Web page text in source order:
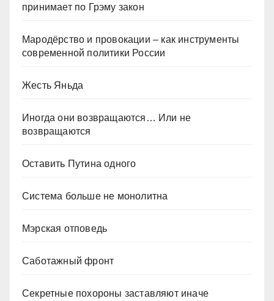
принимает по Грэму закон
Мародёрство и провокации – как инструменты
современной политики России
Жесть Яньда
Иногда они возвращаются… Или не
возвращаются
Оставить Путина одного
Система больше не монолитна
Мэрская отповедь
Саботажный фронт
Секретные похороны заставляют иначе